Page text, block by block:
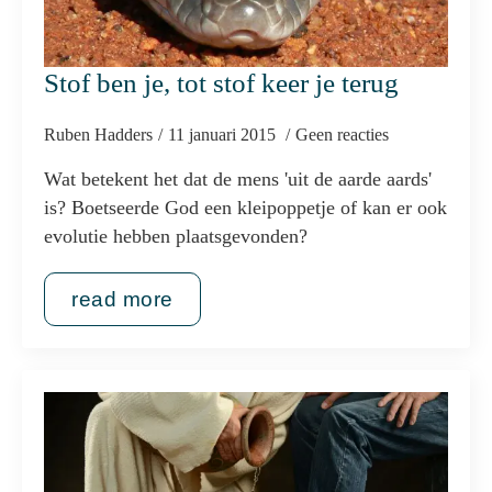
Stof ben je, tot stof keer je terug
Ruben Hadders 11 januari 2015 Geen reacties
Wat betekent het dat de mens 'uit de aarde aards'
is? Boetseerde God een kleipoppetje of kan er ook
evolutie hebben plaatsgevonden?
read more